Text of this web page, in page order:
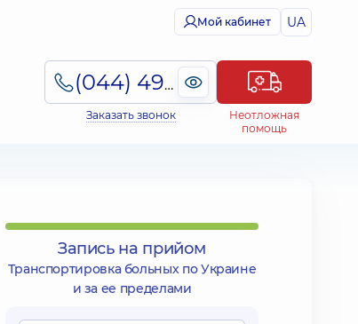
Мой кабинет UA
(044) 495-2-888
Заказать звонок
Неотложная
помощь
Запись на прийом
Транспортировка больных по Украине
и за ее пределами